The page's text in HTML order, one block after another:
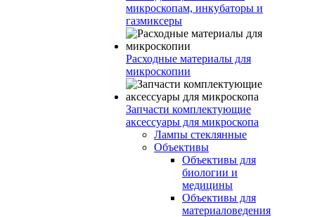
микроскопам, инкубаторы и
газмиксеры
Расходные материалы для
микроскопии
Запчасти комплектующие
аксессуары для микроскопа
Лампы стеклянные
Объективы
Объективы для
биологии и
медицины
Объективы для
материаловедения